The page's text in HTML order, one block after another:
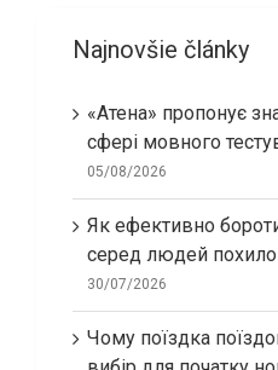
Najnovšie články
«Атена» пропонує
сфері мовного
05/08/2026
Як ефективно
серед людей
30/07/2026
Чому поїздка